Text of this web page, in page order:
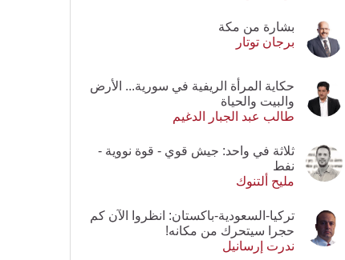
بشارة من مكة
برجان توتار
حكاية المرأة الريفية في سورية... الأرض
والبيت والحياة
طالب عبد الجبار الدغيم
ثلاثة في واحد: جيش قوي - قوة نووية -
نفط
مليح ألتنوك
تركيا-السعودية-باكستان: انظروا الآن كم
حجرا سيتحرك من مكانه!
ندرت إرسانيل